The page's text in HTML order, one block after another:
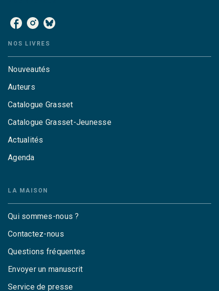
NOS LIVRES
Nouveautés
Auteurs
Catalogue Grasset
Catalogue Grasset-Jeunesse
Actualités
Agenda
LA MAISON
Qui sommes-nous ?
Contactez-nous
Questions fréquentes
Envoyer un manuscrit
Service de presse